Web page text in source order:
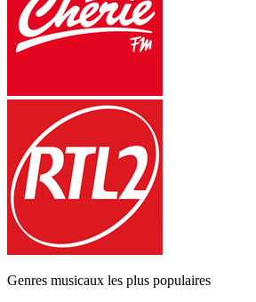
Genres musicaux les plus populaires